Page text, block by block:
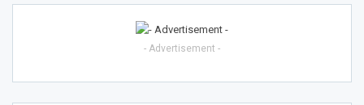
- Advertisement -